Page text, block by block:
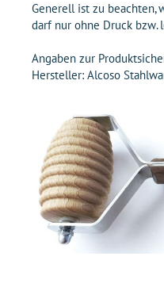
Generell ist zu beachten,
darf nur ohne Druck
Angaben zur
Hersteller: Alcoso